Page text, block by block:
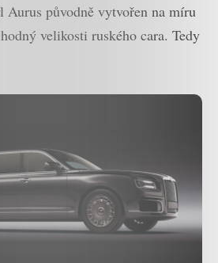
Aurus původně vytvořen na míru
velikosti ruského cara. Tedy